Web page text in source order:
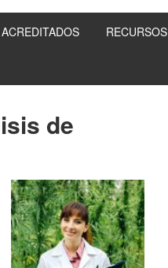
RECURSOS
de